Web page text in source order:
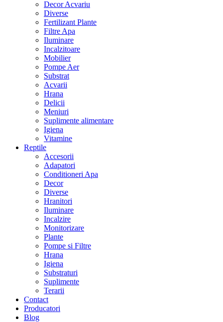
Decor Acvariu
Diverse
Fertilizant Plante
Filtre Apa
Iluminare
Incalzitoare
Mobilier
Pompe Aer
Substrat
Acvarii
Hrana
Delicii
Meniuri
Suplimente alimentare
Igiena
Vitamine
Reptile
Accesorii
Adapatori
Conditioneri Apa
Decor
Diverse
Hranitori
Iluminare
Incalzire
Monitorizare
Plante
Pompe si Filtre
Hrana
Igiena
Substraturi
Suplimente
Terarii
Contact
Producatori
Blog